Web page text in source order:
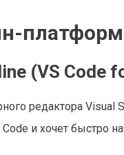
(VS Code
редактора
и хочет быстро